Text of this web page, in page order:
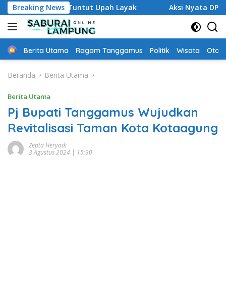
Langsung
ke
konten
Breaking News
Tuntut Upah Layak Aksi Nyata DPD MAI
Home
Berita Utama Ragam Tanggamus Politik Wisata Oto
Beranda Berita Utama
Berita Utama
Pj Bupati Tanggamus Wujudkan
Revitalisasi Taman Kota Kotaagung
Zepta Heryadi
3 Agustus 2024 | 15:30